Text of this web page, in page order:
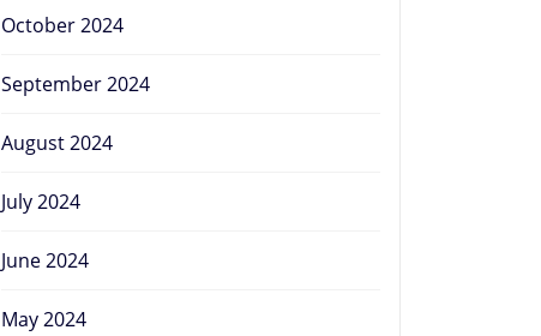
October 2024
September 2024
August 2024
July 2024
June 2024
May 2024